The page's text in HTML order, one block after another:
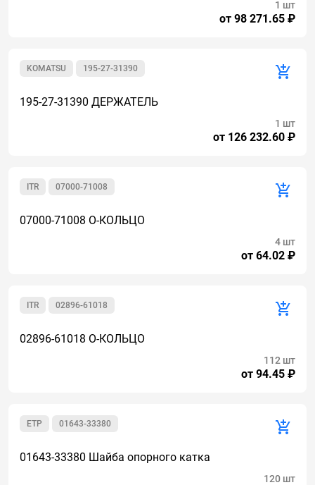
от 98 271.65 ₽
1 шт
195-27-31390
KOMATSU
195-27-31390 ДЕРЖАТЕЛЬ
от 126 232.60 ₽
1 шт
07000-71008
ITR
07000-71008 О-КОЛЬЦО
от 64.02 ₽
4 шт
02896-61018
ITR
02896-61018 О-КОЛЬЦО
от 94.45 ₽
112 шт
01643-33380
ETP
01643-33380 Шайба опорного катка
120 шт